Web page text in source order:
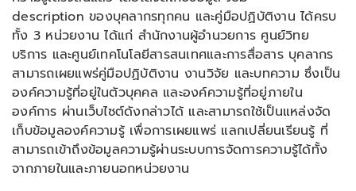
description ของบุคลากรทุกคน และคู่มือปฏิบัติงาน ได้ครบ
ทั้ง 3 หน่วยงาน ได้แก่ สำนักงานผู้อำนวยการ ศูนย์วิทย
บริการ และศูนย์เทคโนโลยีสารสนเทศและการสื่อสาร บุคลากร
สามารถเผยแพร่คู่มือปฏิบัติงาน งานวิจัย และบทความ ซึ่งเป็น
องค์ความรู้ที่อยู่ในตัวบุคคล และองค์ความรู้ที่อยู่ภายใน
องค์การ ผ่านเว็บไซต์ดังกล่าวได้ และสามารถใช้เป็นแหล่งจัด
เก็บข้อมูลองค์ความรู้ เพื่อการเผยแพร่ แลกเปลี่ยนเรียนรู้ ที่
สามารถเข้าถึงข้อมูลความรู้ผ่านระบบการจัดการความรู้ได้ทั้ง
จากภายในและภายนอกหน่วยงาน